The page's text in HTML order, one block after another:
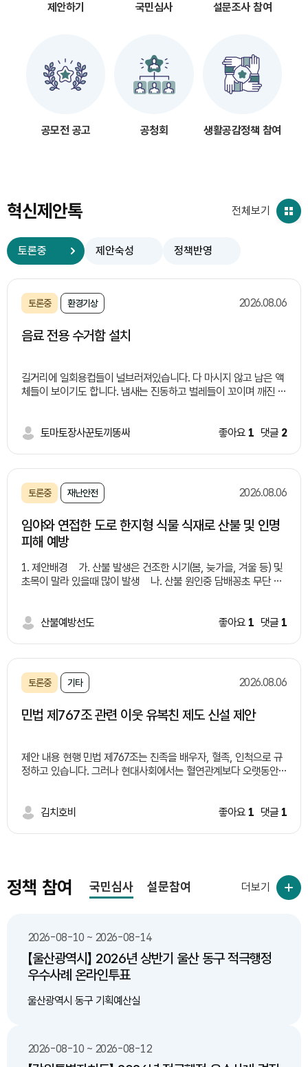
제안하기 국민심사 설문조사 참여
공모전 공고 공청회 생활공감정책 참여
혁신제안톡
토론중 제안숙성 정책반영
토론중 환경기상 2026.08.06
음료 전용 수거함 설치
길거리에 일회용컵들이 널브러져있습니다. 다 마시지 않고 남은 액
체들이 보이기도 합니다. 냄새는 진동하고 벌레들이 꼬이며 깨진 유
는 길거리 쓰레기통 부족과 액체 쓰레기 처리에 대한 난감함 때문
부족으로 비용 상승 -건강 피해:세균 번식•알레르기 유발 위험 해
결방안들 -유동인구가 많은 유통가, 상권, 버스 정류장 주변에 '잔
설치 -음료 수거함 내부 필터링/배수 시스템을 구축하여 액체만 따
로 모으거나 하수로 안전하게 배출할 수 있는 구조 마련 연계 및 보
헹궈서" 배출하는 캠페인 추진 및 안내 문구 부착 -시민 참여 및 제
도적 지원: 올바른 배출을 유도하는 지역사회 캠페인 확대 및 관련
대효과 -쾌적한 도심 환경 조성: 무단투기 감소로 악취 및 해충 번
증대: 액체 처리의 난감함을 해소하여 시민들의 자발적이고 올바른
분리배출 참여 유도
토마토장사꾼토끼똥싸 좋아요 1 댓글 2
토론중 재난안전 2026.08.06
임야와 연접한 도로 한지형 식물 식재로 산불 및 인명
피해 예방
1. 제안배경 가. 산불 발생은 건조한 시기(봄, 늦가을, 겨울 등) 및
초목이 말라 있을때 많이 발생 나. 산불 원인중 담배꽁초 무단 투
*사례1: 2022년 경북 울진
담배꽁초가 원인 라. 도로변 담배 꽁초 투기로 인해 산불 발생 제
공 실화자 검거는 상대적으로 낮음(사각지대 많음) 마. 임야와 연
등으로 마무리 2. 제안내용 가. 임야와 연접한 도로 건설 및 개
설하는 일정 지역 시범 적용후 제도 완성 다. 기존 도로 중 산불
위험도가 높은 지역 중 구역을 선별하여 한지형 식물 식재 3. 기대
한지형 식물 식재 비용이 저렴)
산불예방선도 좋아요 1 댓글 1
토론중 기타 2026.08.06
민법 제767조 관련 이웃 유복친 제도 신설 제안
제안 내용 현행 민법 제767조는 친족을 배우자, 혈족, 인척으로 규
정하고 있습니다. 그러나 현대사회에서는 혈연관계보다 오랫동안
안을 제안합니다. 예시 요건 1. 일정 기간(예: 5년 이상) 같은 지역에
ㆍ사회적 돌봄 강화
김치호비 좋아요 1 댓글 1
전체보기
정책 참여 국민심사 설문참여
2026-08-10 ~ 2026-08-14
【울산광역시】 2026년 상반기 울산 동구 적극행정
우수사례 온라인투표
울산광역시 동구 기획예산실
2026-08-10 ~ 2026-08-12
더보기